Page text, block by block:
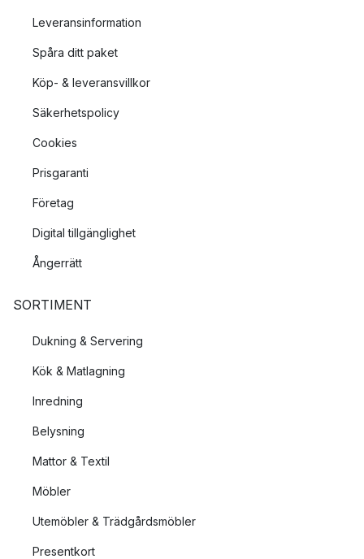
Leveransinformation
Spåra ditt paket
Köp- & leveransvillkor
Säkerhetspolicy
Cookies
Prisgaranti
Företag
Digital tillgänglighet
Ångerrätt
SORTIMENT
Dukning & Servering
Kök & Matlagning
Inredning
Belysning
Mattor & Textil
Möbler
Utemöbler & Trädgårdsmöbler
Presentkort